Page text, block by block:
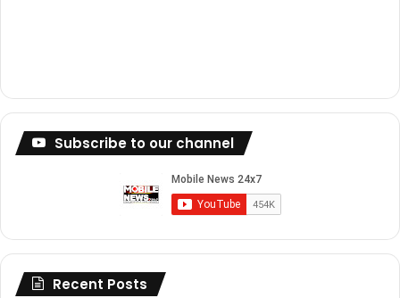
Subscribe to our channel
Recent Posts